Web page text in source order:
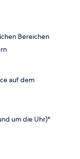
Bereichen
auf dem
um die Uhr)*